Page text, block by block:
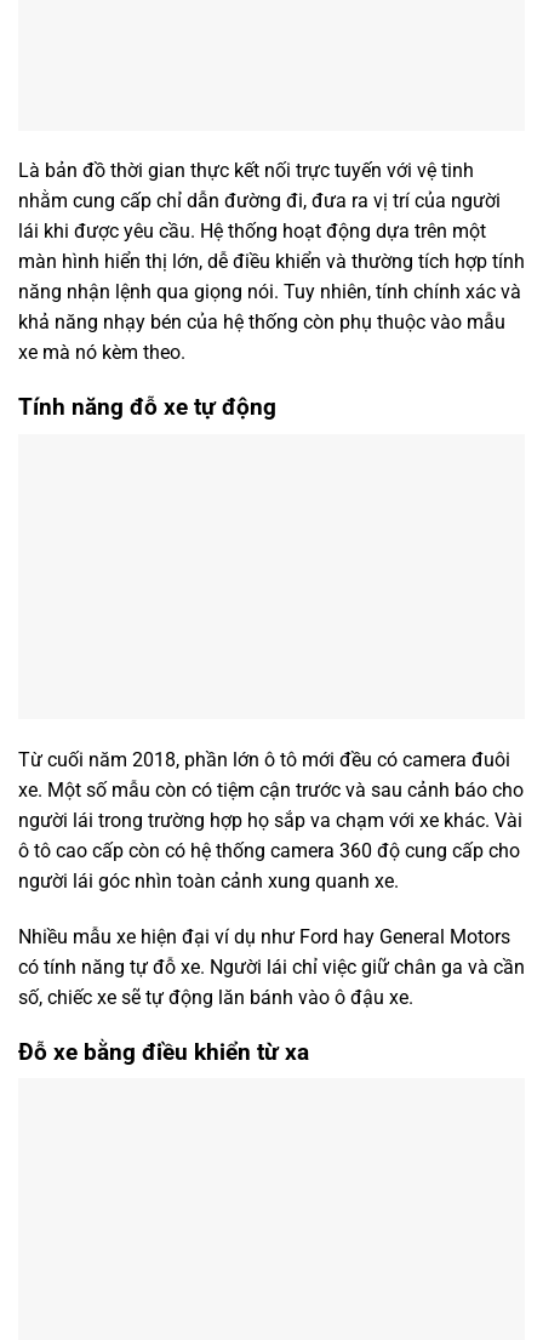
Là bản đồ thời gian thực kết nối trực tuyến với vệ tinh
nhằm cung cấp chỉ dẫn đường đi, đưa ra vị trí của người
lái khi được yêu cầu. Hệ thống hoạt động dựa trên một
màn hình hiển thị lớn, dễ điều khiển và thường tích hợp tính
năng nhận lệnh qua giọng nói. Tuy nhiên, tính chính xác và
khả năng nhạy bén của hệ thống còn phụ thuộc vào mẫu
xe mà nó kèm theo.
Tính năng đỗ xe tự động
Từ cuối năm 2018, phần lớn ô tô mới đều có camera đuôi
xe. Một số mẫu còn có tiệm cận trước và sau cảnh báo cho
người lái trong trường hợp họ sắp va chạm với xe khác. Vài
ô tô cao cấp còn có hệ thống camera 360 độ cung cấp cho
người lái góc nhìn toàn cảnh xung quanh xe.
Nhiều mẫu xe hiện đại ví dụ như Ford hay General Motors
có tính năng tự đỗ xe. Người lái chỉ việc giữ chân ga và cần
số, chiếc xe sẽ tự động lăn bánh vào ô đậu xe.
Đỗ xe bằng điều khiển từ xa